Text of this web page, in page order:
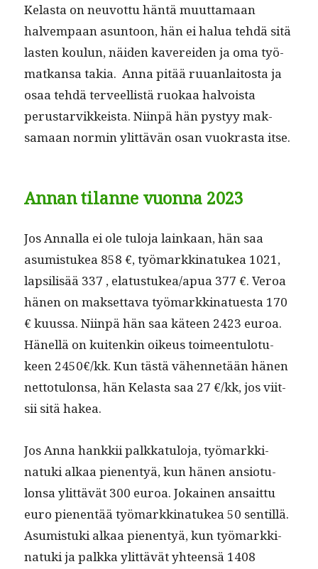
Kelas­ta on neu­vot­tu hän­tä muut­ta­maan
halvem­paan asun­toon, hän ei halua tehdä sitä
las­ten koulun, näi­den kaverei­den ja oma työ­
matkansa takia. Anna pitää ruuan­laitos­ta ja
osaa tehdä ter­veel­listä ruokaa halvoista
perus­tarvikkeista. Niin­pä hän pystyy mak­
samaan normin ylit­tävän osan vuokras­ta itse.
Annan tilanne vuonna 2023
Jos Annal­la ei ole tulo­ja lainkaan, hän saa
asum­is­tukea 858 €, työ­markki­natukea 1021,
lap­sil­isää 337 , elatustukea/apua 377 €. Veroa
hänen on mak­set­ta­va työ­markki­nat­ues­ta 170
€ kuus­sa. Niin­pä hän saa käteen 2423 euroa.
Hänel­lä on kuitenkin oikeus toimeen­tu­lo­tu­
keen 2450€/kk. Kun tästä vähen­netään hänen
net­to­tu­lon­sa, hän Kelas­ta saa 27 €/kk, jos viit­
sii sitä hakea.
Jos Anna han­kkii palkkat­u­lo­ja, työ­markki­
natu­ki alkaa pienen­tyä, kun hänen ansio­tu­
lon­sa ylit­tävät 300 euroa. Jokainen ansait­tu
euro pienen­tää työ­markki­natukea 50 sen­til­lä.
Asum­is­tu­ki alkaa pienen­tyä, kun työ­markki­
natu­ki ja palk­ka ylit­tävät yhteen­sä 1408